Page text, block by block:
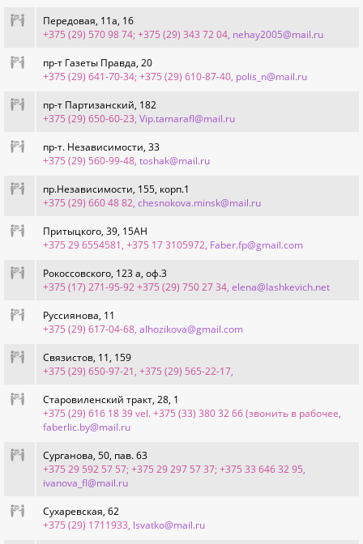
Передовая, 11а, 16
+375 (29) 570 98 74; +375 (29) 343 72 04, nehay2005@mail.ru
пр-т Газеты Правда, 20
+375 (29) 641-70-34; +375 (29) 610-87-40, polis_n@mail.ru
пр-т Партизанский, 182
+375 (29) 650-60-23, Vip.tamarafl@mail.ru
пр-т. Независимости, 33
+375 (29) 560-99-48, toshak@mail.ru
пр.Независимости, 155, корп.1
+375 (29) 660 48 82, chesnokova.minsk@mail.ru
Притыцкого, 39, 15АН
+375 29 6554581, +375 17 3105972, Faber.fp@gmail.com
Рокоссовского, 123 а, оф.3
+375 (17) 271-95-92 +375 (29) 750 27 34, elena@lashkevich.net
Руссиянова, 11
+375 (29) 617-04-68, alhozikova@gmail.com
Связистов, 11, 159
+375 (29) 650-97-21, +375 (29) 565-22-17,
Старовиленский тракт, 28, 1
+375 (29) 616 18 39 vel. +375 (33) 380 32 66 (звонить в рабочее,
faberlic.by@mail.ru
Сурганова, 50, пав. 63
+375 29 592 57 57; ‎+375 29 297 57 37; ‎+375 33 646 32 95,
ivanova_fl@mail.ru
Сухаревская, 62
+375 (29) 1711933, lsvatko@mail.ru